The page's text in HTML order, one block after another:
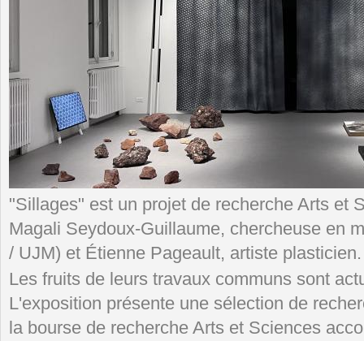
"Sillages" est un projet de recherche Arts et
Magali Seydoux-Guillaume, chercheuse en
/ UJM) et Étienne Pageault, artiste plasticien.
Les fruits de leurs travaux communs sont
L'exposition présente une sélection de
la bourse de recherche Arts et Sciences